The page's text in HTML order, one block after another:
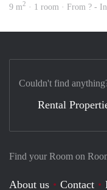
9 m2 · 1 room · From ? -
Find your Room on
About us Contact
Couldn't find
Rental